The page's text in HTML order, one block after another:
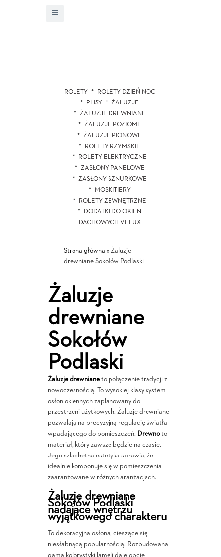
ROLETY
ROLETY DZIEŃ NOC
PLISY
ŻALUZJE
ŻALUZJE DREWNIANE
ŻALUZJE POZIOME
ŻALUZJE PIONOWE
ROLETY RZYMSKIE
ROLETY ELEKTRYCZNE
ZASŁONY PANELOWE
ZASŁONY SZNURKOWE
MOSKITIERY
ROLETY ZEWNĘTRZNE
DODATKI DO OKIEN
DACHOWYCH VELUX
Strona główna » Żaluzje
drewniane Sokołów Podlaski
Żaluzje
drewniane
Sokołów
Podlaski
Żaluzje drewnianeto połączenie tradycji z
nowoczesnością. To wysokiej klasy system
osłon okiennych zaplanowany do
przestrzeni użytkowych. Żaluzje drewniane
pozwalają na precyzyjną regulację światła
wpadającego do pomieszczeń. Drewnoto
materiał, który zawsze będzie na czasie.
Jego szlachetna estetyka sprawia, że
idealnie komponuje się w pomieszczenia
zaaranżowane w różnych aranżacjach.
Żaluzje drewniane
Sokołów Podlaski
nadające wnętrzu
wyjątkowego charakteru
To dekoracyjna osłona, cieszące się
niesłabnącą popularnością. Rozbudowana
gama kolorystyki lameli daje opcję